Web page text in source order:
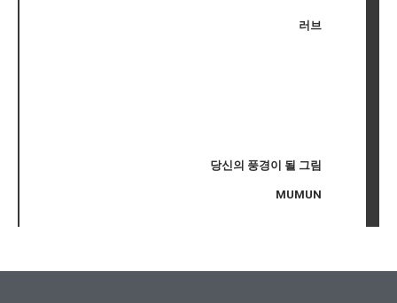
러브
당신의 풍경이 될 그림
MUMUN